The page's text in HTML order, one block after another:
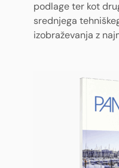
podlage ter kot
srednjega
izobraževanja z